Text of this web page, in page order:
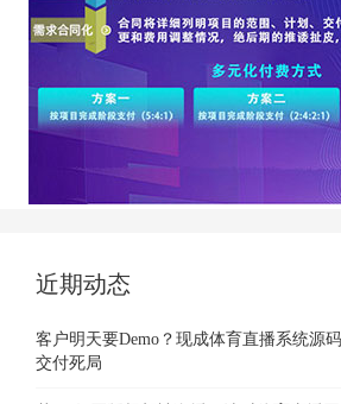
近期动态
客户明天要Demo？现成体育直播系统源
交付死局